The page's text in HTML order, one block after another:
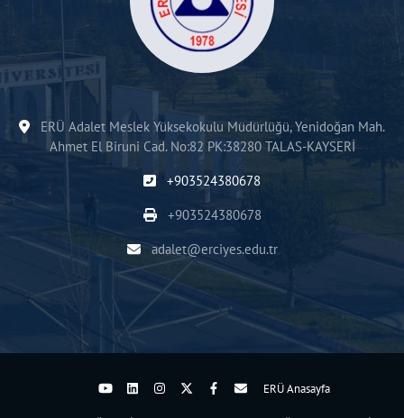
ERÜ Adalet Meslek Yüksekokulu Müdürlüğü, Yenidoğan Mah.
Ahmet El Biruni Cad. No:82 PK:38280 TALAS-KAYSERİ
+903524380678
+903524380678
adalet@erciyes.edu.tr
ERÜ Anasayfa